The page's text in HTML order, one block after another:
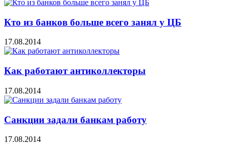
Кто из банков больше всего занял у ЦБ
17.08.2014
Как работают антиколлекторы
17.08.2014
Санкции задали банкам работу
17.08.2014